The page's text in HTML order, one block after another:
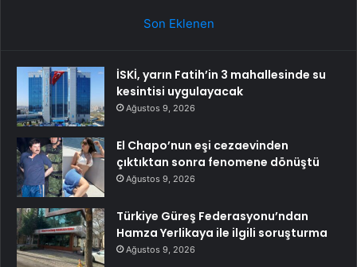
Son Eklenen
İSKİ, yarın Fatih’in 3 mahallesinde su
kesintisi uygulayacak
Ağustos 9, 2026
El Chapo’nun eşi cezaevinden
çıktıktan sonra fenomene dönüştü
Ağustos 9, 2026
Türkiye Güreş Federasyonu’ndan
Hamza Yerlikaya ile ilgili soruşturma
Ağustos 9, 2026